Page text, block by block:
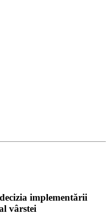
implementării
vârstei